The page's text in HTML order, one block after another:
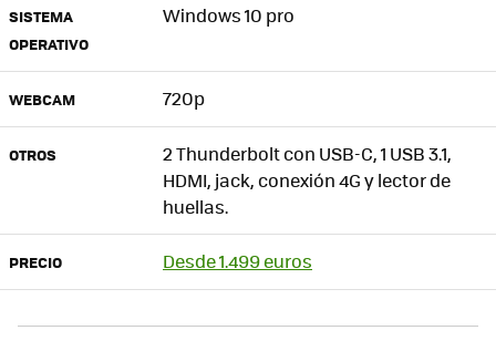
SISTEMA
OPERATIVO
Windows 10 pro
WEBCAM 720p
OTROS
2 Thunderbolt con USB-C, 1 USB 3.1,
HDMI, jack, conexión 4G y lector de
huellas.
PRECIO Desde 1.499 euros